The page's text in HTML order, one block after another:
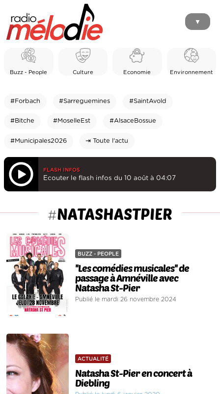
▼
Buzz - People Culture Economie Environnement
#Forbach #Sarreguemines #SaintAvold
#Bitche #MoselleEst #AlsaceBossue
#Municipales2026 ⇥ Toute l'actu
FLASH INFOS
Ecouter le flash infos du 10 août à 04:07
#NATASHASTPIER
BUZZ - PEOPLE
''Les comédies musicales'' de
passage à Amnéville avec
Natasha St-Pier
Publié le mardi 26 novembre 2024
ACTUALITÉ
Natasha St-Pier en concert à
Diebling